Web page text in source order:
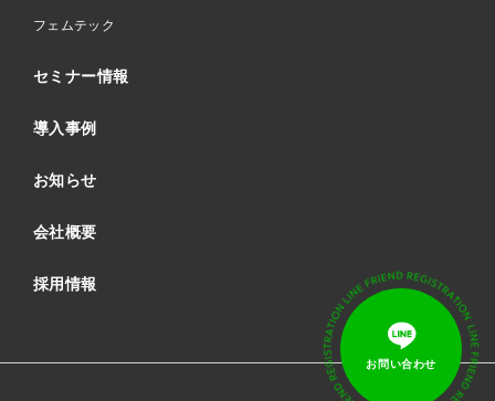
フェムテック
セミナー情報
導入事例
お知らせ
会社概要
採用情報